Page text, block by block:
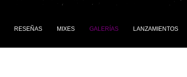
RESEÑAS MIXES GALERÍAS LANZAMIENTOS